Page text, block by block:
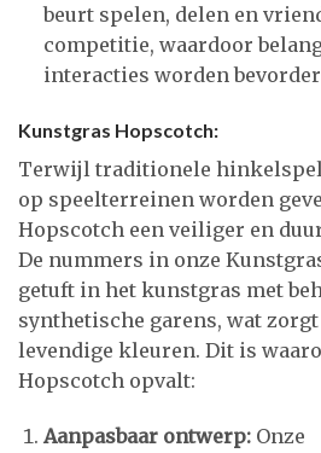
beurt spelen, delen en
competitie, waardoor
interacties worden
Kunstgras Hopscotch:
Terwijl traditionele
op speelterreinen worden
Hopscotch een veiliger en
De nummers in onze
getuft in het kunstgras met
synthetische garens, wat
levendige kleuren. Dit is
Hopscotch opvalt:
Aanpasbaar ontwerp:Onze